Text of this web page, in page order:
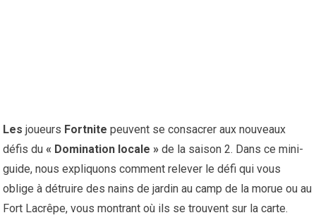
Les joueurs Fortnite peuvent se consacrer aux nouveaux
défis du« Domination locale » de la saison 2. Dans ce mini-
guide, nous expliquons comment relever le défi qui vous
oblige à détruire des nains de jardin au camp de la morue ou au
Fort Lacrêpe, vous montrant où ils se trouvent sur la carte.